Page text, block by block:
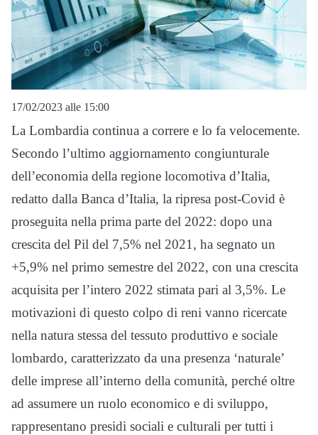
17/02/2023 alle 15:00
La Lombardia continua a correre e lo fa velocemente.
Secondo l’ultimo aggiornamento congiunturale
dell’economia della regione locomotiva d’Italia,
redatto dalla Banca d’Italia, la ripresa post-Covid è
proseguita nella prima parte del 2022: dopo una
crescita del Pil del 7,5% nel 2021, ha segnato un
+5,9% nel primo semestre del 2022, con una crescita
acquisita per l’intero 2022 stimata pari al 3,5%. Le
motivazioni di questo colpo di reni vanno ricercate
nella natura stessa del tessuto produttivo e sociale
lombardo, caratterizzato da una presenza ‘naturale’
delle imprese all’interno della comunità, perché oltre
ad assumere un ruolo economico e di sviluppo,
rappresentano presidi sociali e culturali per tutti i